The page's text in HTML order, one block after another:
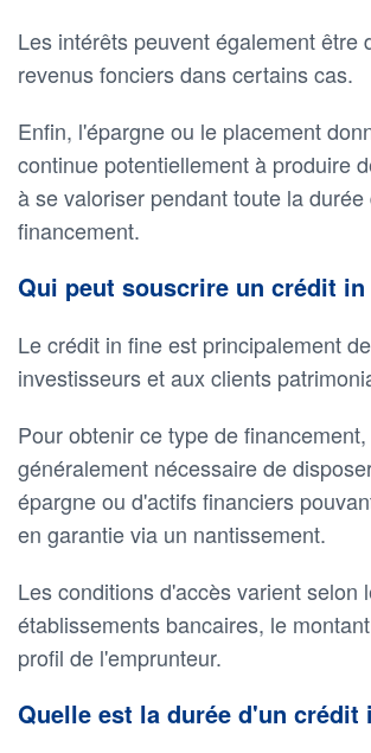
Les intérêts peuvent également être
revenus fonciers dans certains cas.
Enfin, l'épargne ou le placement
continue potentiellement à produire
à se valoriser pendant toute la durée
financement.
Qui peut souscrire un crédit in
Le crédit in fine est principalement
investisseurs et aux clients
Pour obtenir ce type de
généralement nécessaire de
épargne ou d'actifs financiers
en garantie via un nantissement.
Les conditions d'accès varient selon
établissements bancaires, le
profil de l'emprunteur.
Quelle est la durée d'un crédit